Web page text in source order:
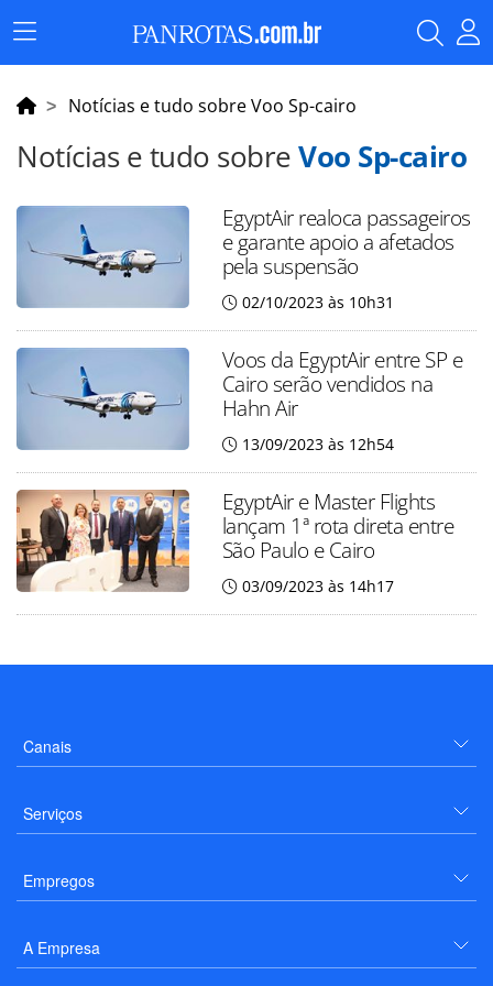
Menu
Principal
Notícias e tudo sobre Voo Sp-cairo
Notícias e tudo sobreVoo Sp-cairo
EgyptAir realoca passageiros
e garante apoio a afetados
pela suspensão
02/10/2023 às 10h31
Voos da EgyptAir entre SP e
Cairo serão vendidos na
Hahn Air
13/09/2023 às 12h54
EgyptAir e Master Flights
lançam 1ª rota direta entre
São Paulo e Cairo
03/09/2023 às 14h17
Canais
Serviços
Empregos
A Empresa